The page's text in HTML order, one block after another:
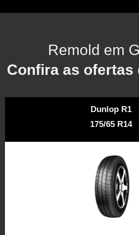
Remold em
Confira as ofertas
Dunlop R1
175/65 R14